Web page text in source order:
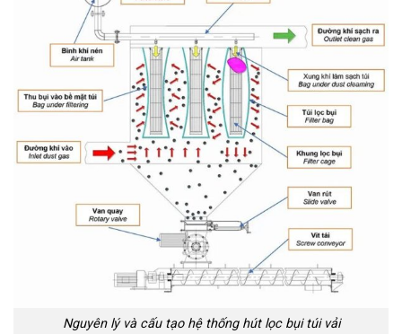
Nguyên lý và cấu tạo hệ thống hút lọc bụi túi vải